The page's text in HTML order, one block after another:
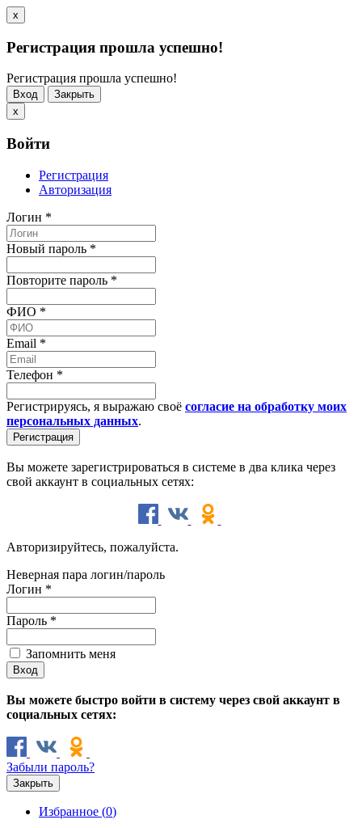
x
Регистрация прошла успешно!
Регистрация прошла успешно!
Вход
Закрыть
x
Войти
Регистрация
Авторизация
Логин *
Новый пароль *
Повторите пароль *
ФИО *
Email *
Телефон *
Регистрируясь, я выражаю своё согласие на обработку моих
персональных данных.
Вы можете зарегистрироваться в системе в два клика через
свой аккаунт в социальных сетях:
Авторизируйтесь, пожалуйста.
Неверная пара логин/пароль
Логин *
Пароль *
Запомнить меня
Вы можете быстро войти в систему через свой аккаунт в
социальных сетях:
Забыли пароль?
Закрыть
Избранное (0)